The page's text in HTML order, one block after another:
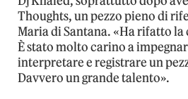
Thoughts, un pezzo pieno di
Maria di Santana. «Ha rifatto la
È stato molto carino a
interpretare e registrare un
Davvero un grande talento».